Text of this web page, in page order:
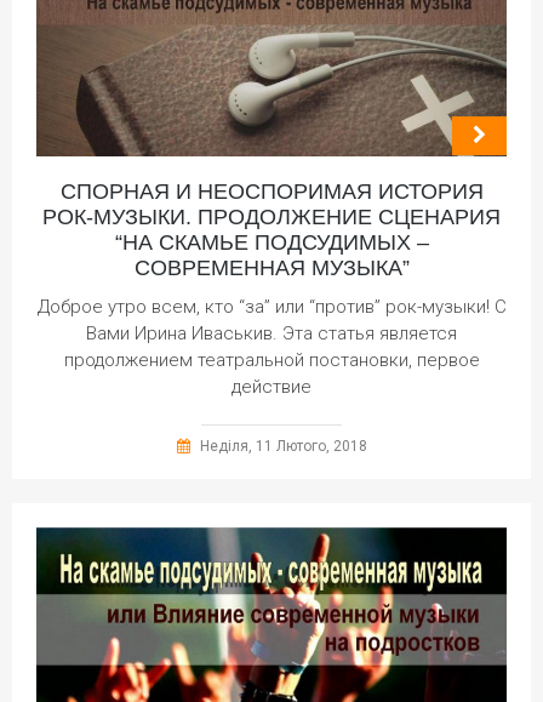
СПОРНАЯ И НЕОСПОРИМАЯ ИСТОРИЯ
РОК-МУЗЫКИ. ПРОДОЛЖЕНИЕ СЦЕНАРИЯ
“НА СКАМЬЕ ПОДСУДИМЫХ –
СОВРЕМЕННАЯ МУЗЫКА”
Доброе утро всем, кто “за” или “против” рок-музыки! С
Вами Ирина Иваськив. Эта статья является
продолжением театральной постановки, первое
действие
Неділя, 11 Лютого, 2018